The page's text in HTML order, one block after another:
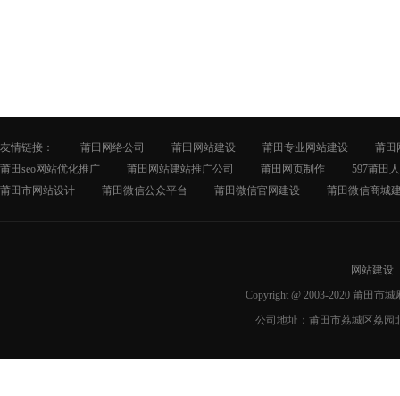
友情链接： 莆田网络公司 莆田网站建设 莆田专业网站建设
莆田
莆田seo网站优化推广
莆田网站建站推广公司 莆田网页制作
597莆田
莆田市网站设计
莆田微信公众平台 莆田微信官网建设 莆田微信商城
网站建设
Copyright @ 2003-2020 莆田市
公司地址：莆田市荔城区荔